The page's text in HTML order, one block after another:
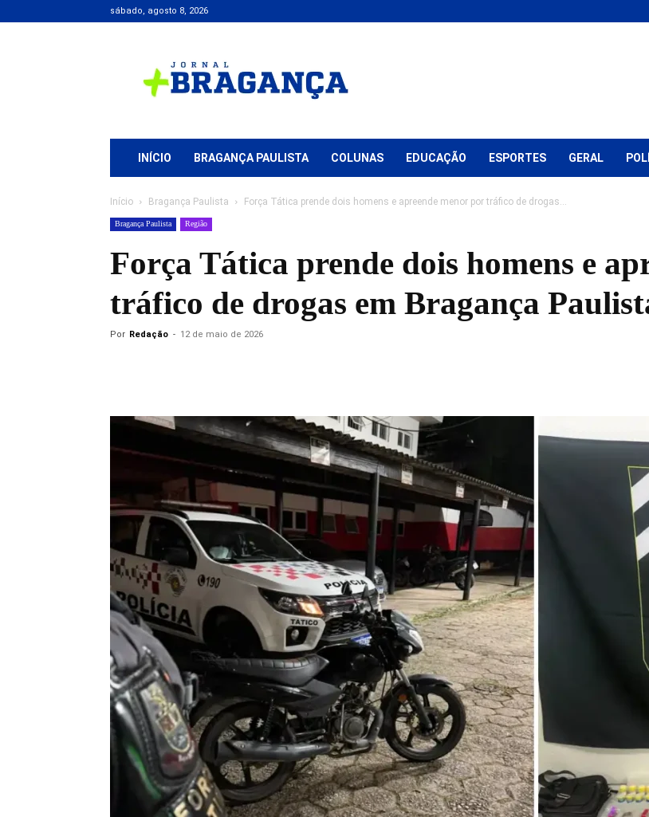
sábado, agosto 8, 2026
+
Bragança
INÍCIO BRAGANÇA PAULISTA COLUNAS EDUCAÇÃO ESPORTES GERAL
Início Bragança Paulista Força Tática prende dois homens e apreende menor por tráfico de drogas...
Bragança Paulista Região
Força Tática prende dois homens e
tráfico de drogas em Bragança
Por Redação - 12 de maio de 2026